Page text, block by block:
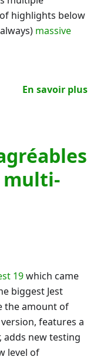
highlights below
massive
En savoir plus
multi-
19which came
biggest Jest
the amount of
features a
new testing
level of